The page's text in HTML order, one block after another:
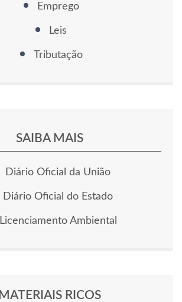
Emprego
Leis
Tributação
SAIBA MAIS
Diário Oficial da União
Diário Oficial do Estado
Licenciamento Ambiental
MATERIAIS RICOS